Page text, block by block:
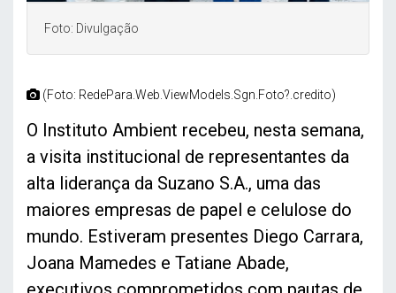
Foto: Divulgação
(Foto: RedePara.Web.ViewModels.Sgn.Foto?.credito)
O Instituto Ambient recebeu, nesta semana,
a visita institucional de representantes da
alta liderança da Suzano S.A., uma das
maiores empresas de papel e celulose do
mundo. Estiveram presentes Diego Carrara,
Joana Mamedes e Tatiane Abade,